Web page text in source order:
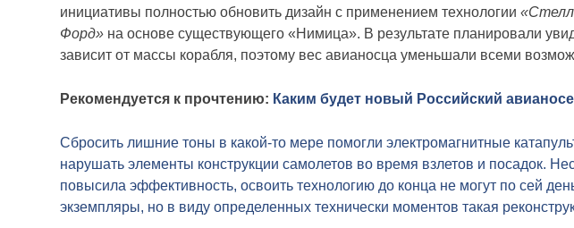
инициативы полностью обновить дизайн с применением технологии
Форд» на основе существующего «Нимица». В результате планировали
зависит от массы корабля, поэтому вес авианосца уменьшали всеми
Рекомендуется к прочтению: Каким будет новый Российский
Сбросить лишние тоны в какой-то мере помогли электромагнитные
нарушать элементы конструкции самолетов во время взлетов и посадок.
повысила эффективность, освоить технологию до конца не могут по сей
экземпляры, но в виду определенных технически моментов такая